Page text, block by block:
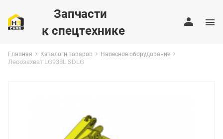
Запчасти
к спецтехнике
Главная Каталоги товаров Навесное оборудование
Лесозахват LG938L SDLG